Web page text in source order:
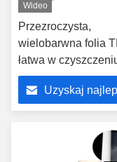
Wideo
Przezroczysta,
wielobarwna folia
łatwa w
0,05 mm-1,5 mm,
odporna na
-10°C-150°C
Uzyskaj